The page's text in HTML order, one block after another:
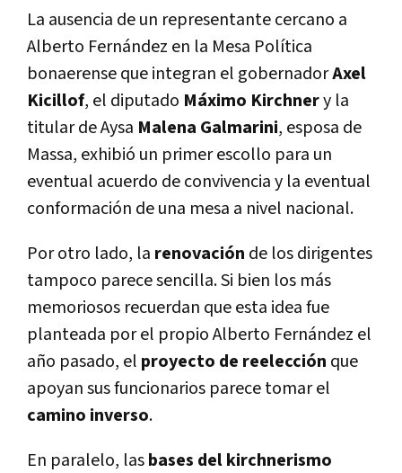
La ausencia de un representante cercano a
Alberto Fernández en la Mesa Política
bonaerense que integran el gobernadorAxel
Kicillof, el diputado Máximo Kirchnery la
titular de Aysa Malena Galmarini, esposa de
Massa, exhibió un primer escollo para un
eventual acuerdo de convivencia y la eventual
conformación de una mesa a nivel nacional.
Por otro lado, la renovación de los dirigentes
tampoco parece sencilla. Si bien los más
memoriosos recuerdan que esta idea fue
planteada por el propio Alberto Fernández el
año pasado, el proyecto de reelección que
apoyan sus funcionarios parece tomar el
camino inverso.
En paralelo, lasbases del kirchnerismo